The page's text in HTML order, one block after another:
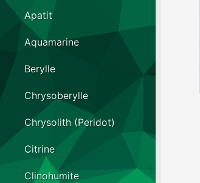
Apatit
Aquamarine
Berylle
Chrysoberylle
Chrysolith (Peridot)
Citrine
Clinohumite